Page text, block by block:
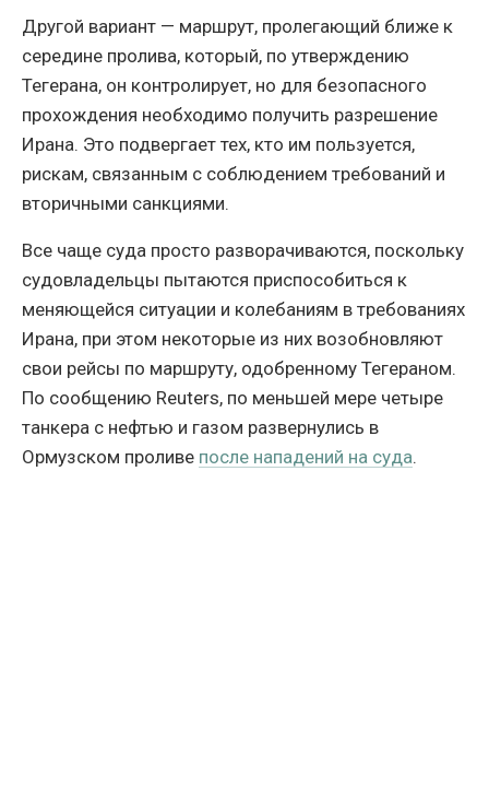
Другой вариант — маршрут, пролегающий ближе к
середине пролива, который, по утверждению
Тегерана, он контролирует, но для безопасного
прохождения необходимо получить разрешение
Ирана. Это подвергает тех, кто им пользуется,
рискам, связанным с соблюдением требований и
вторичными санкциями.
Все чаще суда просто разворачиваются, поскольку
судовладельцы пытаются приспособиться к
меняющейся ситуации и колебаниям в требованиях
Ирана, при этом некоторые из них возобновляют
свои рейсы по маршруту, одобренному Тегераном.
По сообщению Reuters, по меньшей мере четыре
танкера с нефтью и газом развернулись в
Ормузском проливе после нападений на суда.